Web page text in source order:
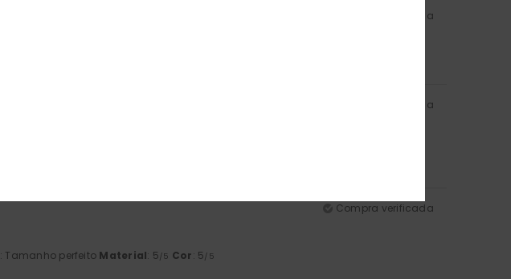
Compra verificada
Compra verificada
Compra verificada
: Tamanho perfeito Material: 5/5 Cor: 5/5